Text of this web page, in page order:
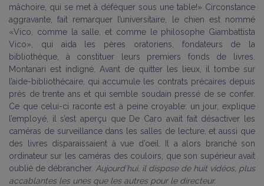
mâchoire, qui se met à déféquer sous une table!» Circonstance
aggravante, fait remarquer l’universitaire, le chien est nommé
«Vico, comme la salle, et comme le philosophe Giambattista
Vico», qui aida les pères oratoriens, fondateurs de la
bibliothèque, à constituer leurs premiers fonds de livres.
Montanari est indigné. Avant de quitter les lieux, il tombe sur
l’aide-bibliothécaire, qui accumule les contrats précaires depuis
près de trente ans et qui semble soudain pressé de se confer.
Ce que celui-ci raconte est à peine croyable: un jour, explique
l’employé, il s’est aperçu que De Caro avait fait désactiver les
caméras de surveillance dans les salles de lecture, et aussi que
des livres disparaissaient à vue d’oeil. Il a alors branché son
ordinateur sur les caméras des couloirs, que son supérieur avait
oublié de débrancher. Aujourd’hui, il dispose de huit vidéos, plus
accablantes les unes que les autres pour le directeur.